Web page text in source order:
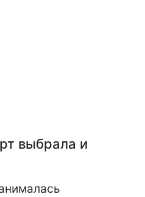
выбрала и